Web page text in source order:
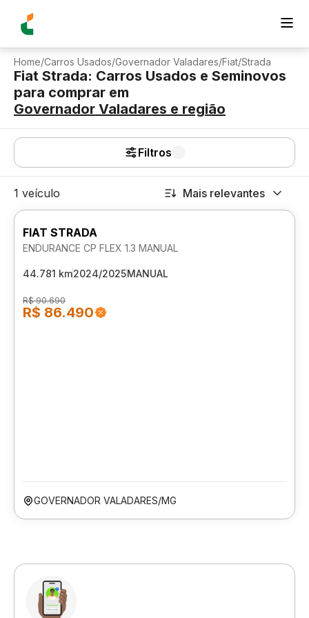
Home/Carros Usados/Governador Valadares/Fiat/Strada
Fiat Strada: Carros Usados e Seminovos
para comprar em
Governador Valadares e região
Filtros
1 veículo Mais relevantes
FIAT STRADA
ENDURANCE CP FLEX 1.3 MANUAL
44.781 km2024/2025MANUAL
R$ 90.690
R$ 86.490
GOVERNADOR VALADARES/MG